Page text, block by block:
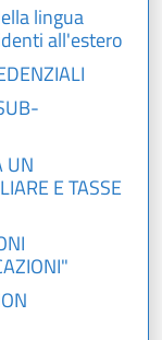
lingua
all'estero
UN
E TASSE